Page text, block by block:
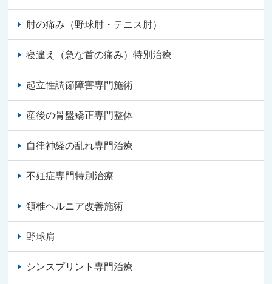
肘の痛み（野球肘・テニス肘）
寝違え（急な首の痛み）特別治療
起立性調節障害専門施術
産後の骨盤矯正専門整体
自律神経の乱れ専門治療
不妊症専門特別治療
頚椎ヘルニア改善施術
野球肩
シンスプリント専門治療